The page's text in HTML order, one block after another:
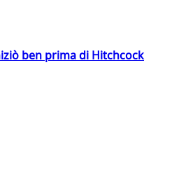
ben prima di Hitchcock